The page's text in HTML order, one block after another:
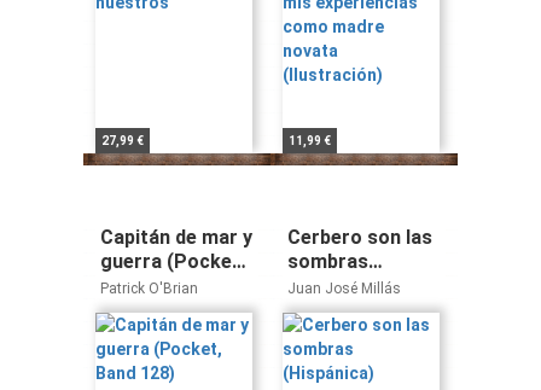
27,99 € 11,99 €
Capitán de mar y
guerra (Pocket,
Band 128)
Patrick O'Brian
Cerbero son las
sombras
(Hispánica)
Juan José Millás